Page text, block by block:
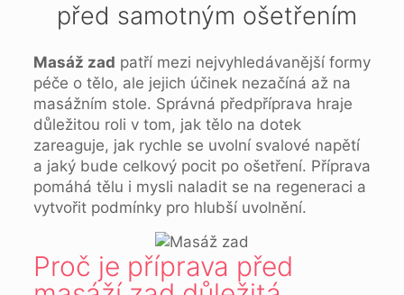
před samotným ošetřením
Masáž zad patří mezi nejvyhledávanější formy
péče o tělo, ale jejich účinek nezačíná až na
masážním stole. Správná předpříprava hraje
důležitou roli v tom, jak tělo na dotek
zareaguje, jak rychle se uvolní svalové napětí
a jaký bude celkový pocit po ošetření. Příprava
pomáhá tělu i mysli naladit se na regeneraci a
vytvořit podmínky pro hlubší uvolnění.
Proč je příprava před